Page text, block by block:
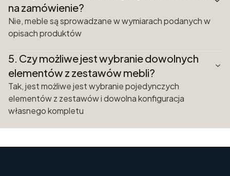
na zamówienie?
Nie, meble są sprowadzane w wymiarach podanych w
opisach produktów
5. Czy możliwe jest wybranie dowolnych
elementów z zestawów mebli?
Tak, jest możliwe jest wybranie pojedynczych
elementów z zestawów i dowolna konfiguracja
własnego kompletu